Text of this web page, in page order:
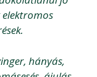
elektromos
hányás,